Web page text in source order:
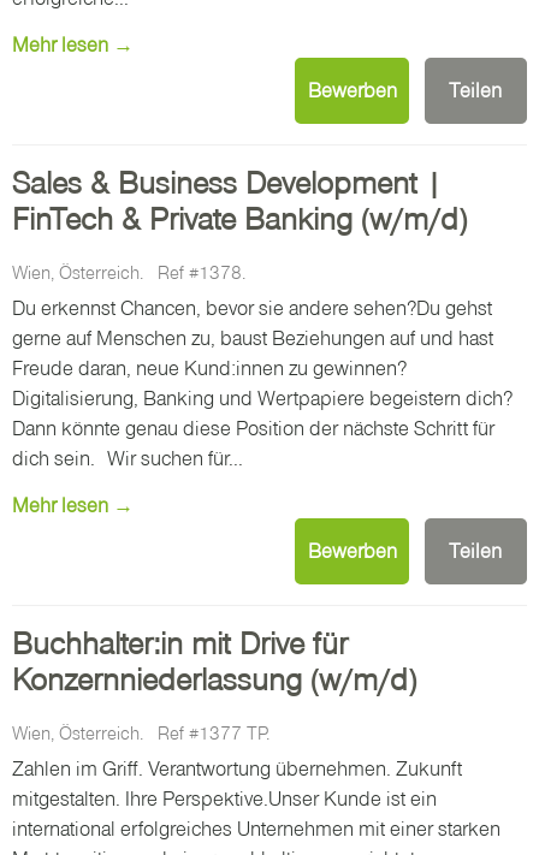
Mehr lesen →
Bewerben Teilen
Sales & Business Development |
FinTech & Private Banking (w/m/d)
Wien, Österreich. Ref #1378.
Du erkennst Chancen, bevor sie andere sehen?Du gehst
gerne auf Menschen zu, baust Beziehungen auf und hast
Freude daran, neue Kund:innen zu gewinnen?
Digitalisierung, Banking und Wertpapiere begeistern dich?
Dann könnte genau diese Position der nächste Schritt für
dich sein. Wir suchen für...
Mehr lesen →
Bewerben Teilen
Buchhalter:in mit Drive für
Konzernniederlassung (w/m/d)
Wien, Österreich. Ref #1377 TP.
Zahlen im Griff. Verantwortung übernehmen. Zukunft
mitgestalten. Ihre Perspektive.Unser Kunde ist ein
international erfolgreiches Unternehmen mit einer starken